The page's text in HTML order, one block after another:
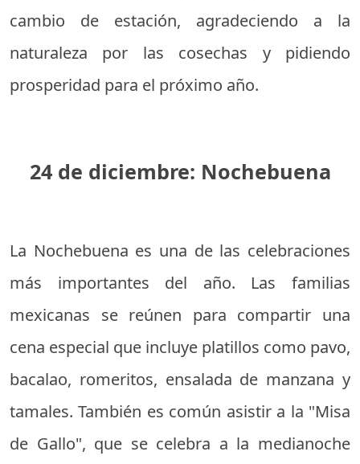
cambio de estación, agradeciendo a la
naturaleza por las cosechas y pidiendo
prosperidad para el próximo año.
24 de diciembre: Nochebuena
La Nochebuena es una de las celebraciones
más importantes del año. Las familias
mexicanas se reúnen para compartir una
cena especial que incluye platillos como pavo,
bacalao, romeritos, ensalada de manzana y
tamales. También es común asistir a la "Misa
de Gallo", que se celebra a la medianoche